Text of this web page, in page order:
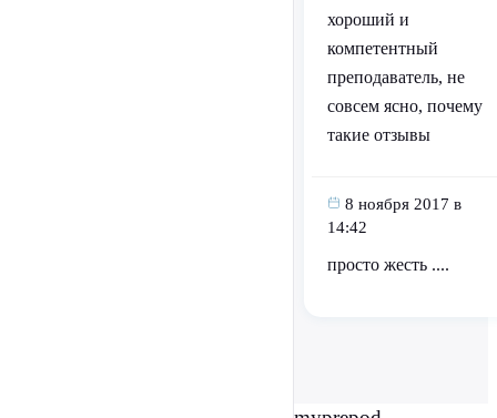
хороший и
компетентный
преподаватель, не
совсем ясно, почему
такие отзывы
8 ноября 2017 в
14:42
просто жесть ....